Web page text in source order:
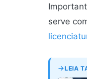
serve
LEIA